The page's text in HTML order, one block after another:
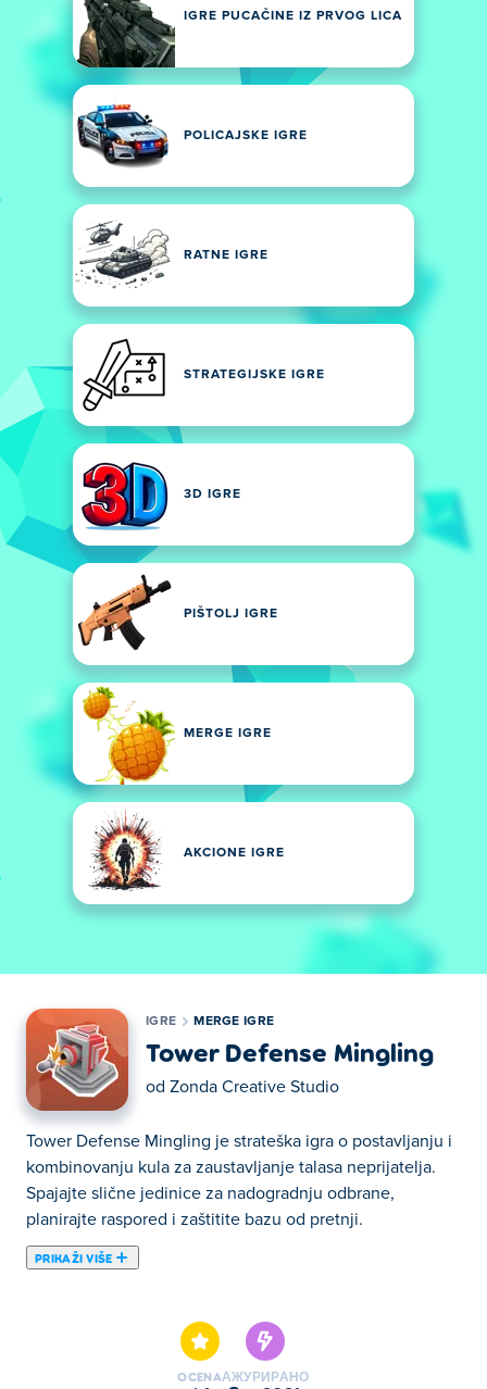
IGRE PUCAČINE IZ PRVOG LICA
POLICAJSKE IGRE
RATNE IGRE
STRATEGIJSKE IGRE
3D IGRE
PIŠTOLJ IGRE
MERGE IGRE
AKCIONE IGRE
IGRE MERGE IGRE
Tower Defense Mingling
od Zonda Creative Studio
Tower Defense Mingling je strateška igra o postavljanju i
kombinovanju kula za zaustavljanje talasa neprijatelja.
Spajajte slične jedinice za nadogradnju odbrane,
planirajte raspored i zaštitite bazu od pretnji.
PRIKAŽI VIŠE
OCENAАЖУРИРАНО